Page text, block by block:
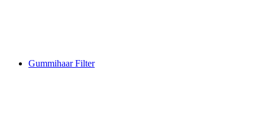
Gummihaar Filter